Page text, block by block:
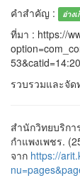
คำสำคัญ :
อ่าง
ที่มา : https://
รวบรวมและจั
สำนักวิทยบริก
กำแพงเพชร.
จาก https://